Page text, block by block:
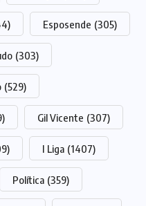
Esposende (305)
(303)
(529)
Gil Vicente (307)
I Liga (1407)
Política (359)